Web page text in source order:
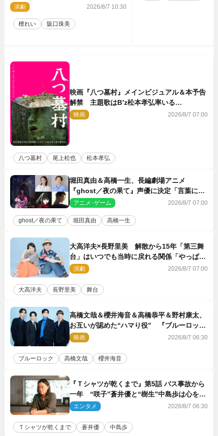
口珠美が語る「牡丹灯籠」の新たな魅
演劇 2026/8/7 10:30
檀れい 阪口珠美
映画『八つ墓村』メインビジュアル＆本予告
解禁 主題歌はB’z松本孝弘率いる
TMG「DOOM」に決定
映画 2026/8/7 07:00
八つ墓村 尾上松也 松本孝弘
堀田真由＆高橋一生、長編劇場アニメ
『ghost／夜の果て』声優に決定「言葉には
できない沢山の感情を思い出しました」
アニメ･ゲーム 2026/8/7 07:00
ghost／夜の果て 堀田真由 高橋一生
大高洋夫×長野里美 解散から15年「第三舞
台」はいつでも当時に戻れる関係「やっぱり
他の方たちとは違います」
演劇 2026/8/7 07:00
大高洋夫 長野里美 舞台
高橋文哉＆櫻井海音＆高橋恭平＆野村康太、
お互いが認めた“ハマり役” 『ブルーロッ
ク』で築いた最高のチームワーク
映画 2026/8/7 06:30
ブルーロック 高橋文哉 櫻井海音
『Ｔシャツが乾くまで』第5話 バス事故から
一年 “咲子”蒼井優と“樹生”中島歩は心を許
しあえる関係に
エンタメ 2026/8/7 06:30
Ｔシャツが乾くまで 蒼井優 中島歩